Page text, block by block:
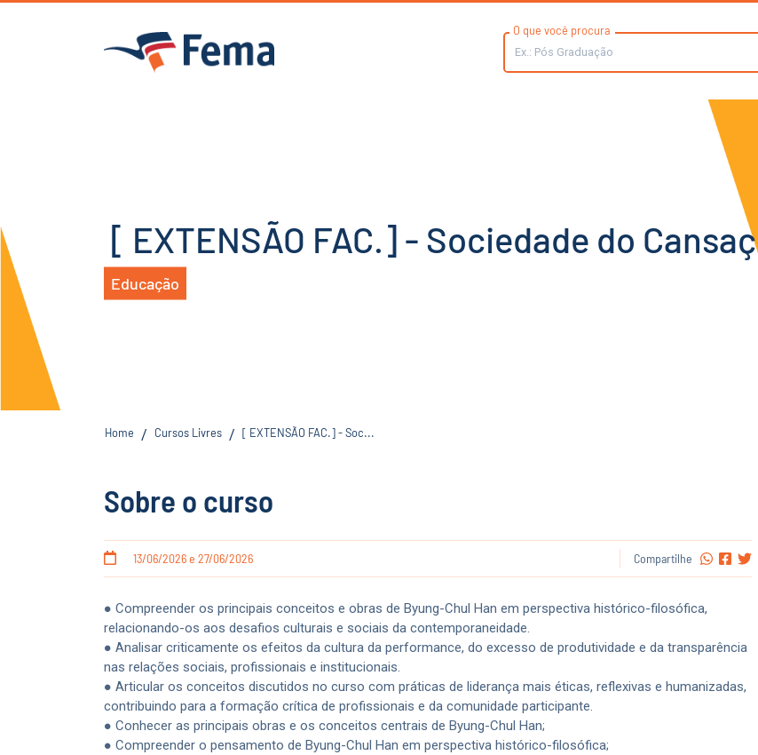
O que você procura
[ EXTENSÃO FAC.] - Sociedade do
Educação
Home / Cursos Livres / [ EXTENSÃO FAC.] - Soc...
Sobre o curso
13/06/2026 e 27/06/2026 Compartilhe
● Compreender os principais conceitos e obras de Byung-Chul Han em perspectiva histórico-filosófica,
relacionando-os aos desafios culturais e sociais da contemporaneidade.
● Analisar criticamente os efeitos da cultura da performance, do excesso de produtividade e da transparência
nas relações sociais, profissionais e institucionais.
● Articular os conceitos discutidos no curso com práticas de liderança mais éticas, reflexivas e humanizadas,
contribuindo para a formação crítica de profissionais e da comunidade participante.
● Conhecer as principais obras e os conceitos centrais de Byung-Chul Han;
● Compreender o pensamento de Byung-Chul Han em perspectiva histórico-filosófica;